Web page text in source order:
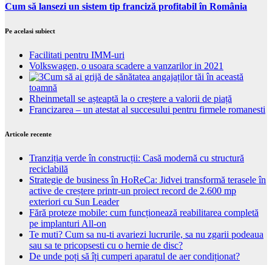
Cum să lansezi un sistem tip franciză profitabil în România
Pe acelasi subiect
Facilitati pentru IMM-uri
Volkswagen, o usoara scadere a vanzarilor in 2021
Cum să ai grijă de sănătatea angajaților tăi în această
toamnă
Rheinmetall se așteaptă la o creștere a valorii de piață
Francizarea – un atestat al succesului pentru firmele romanesti
Articole recente
Tranziția verde în construcții: Casă modernă cu structură
reciclabilă
Strategie de business în HoReCa: Jidvei transformă terasele în
active de creștere printr-un proiect record de 2.600 mp
exteriori cu Sun Leader
Fără proteze mobile: cum funcționează reabilitarea completă
pe implanturi All-on
Te muti? Cum sa nu-ti avariezi lucrurile, sa nu zgarii podeaua
sau sa te pricopsesti cu o hernie de disc?
De unde poți să îți cumperi aparatul de aer condiționat?